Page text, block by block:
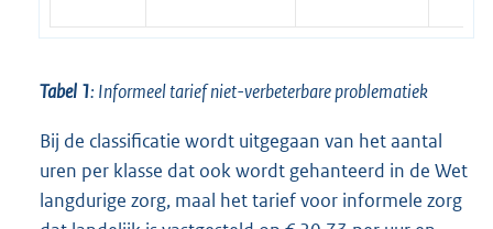
Tabel 1: Informeel tarief niet-verbeterbare problematiek
Bij de classificatie wordt uitgegaan van het aantal
uren per klasse dat ook wordt gehanteerd in de Wet
langdurige zorg, maal het tarief voor informele zorg